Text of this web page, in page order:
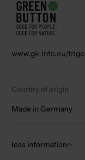
www.gk-info.eu/
Country of origin
Made in Germany
less information